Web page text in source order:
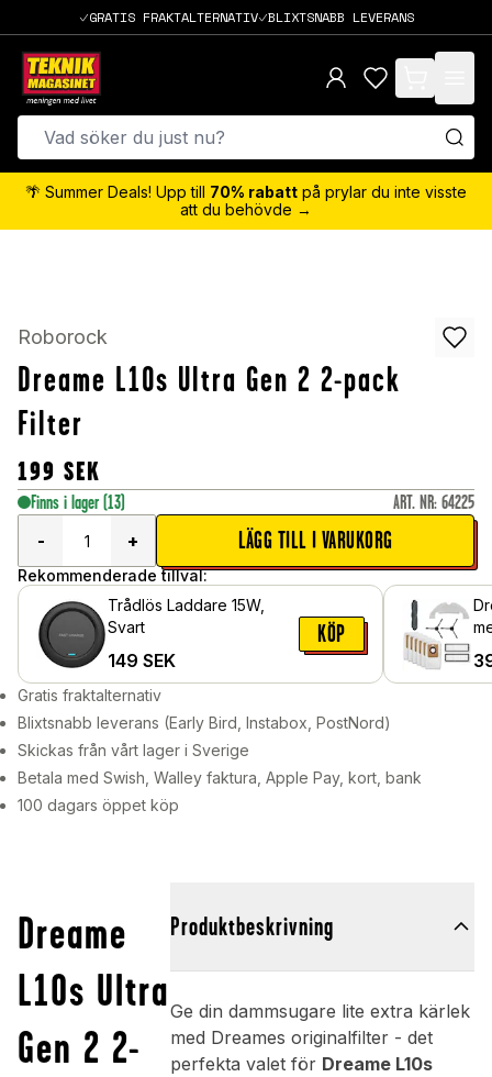
GRATIS FRAKTALTERNATIV BLIXTSNABB LEVERANS
items in cart,
🌴 Summer Deals! Upp till 70% rabatt på prylar du inte visste
att du behövde →
Roborock
Dreame L10s Ultra Gen 2 2-pack
Filter
199 SEK
Finns i lager (13) ART. NR: 64225
-
+ LÄGG TILL I VARUKORG
Rekommenderade tillval:
Trådlös Laddare 15W,
Svart
149 SEK
KÖP
Gratis fraktalternativ
Blixtsnabb leverans (Early Bird, Instabox, PostNord)
Skickas från vårt lager i Sverige
Betala med Swish, Walley faktura, Apple Pay, kort, bank
100 dagars öppet köp
Dreame
L10s Ultra
Gen 2 2-
Produktbeskrivning
Ge din dammsugare lite extra kärlek
med Dreames originalfilter - det
perfekta valet för Dreame L10s